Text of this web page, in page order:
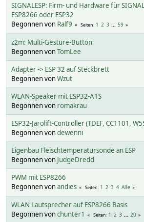
SIGNALESP: Firm- und Hardware für
ESP8266 oder ESP32
Begonnen von Ralf9 Seiten 1 2 3 ... 59
z2m: Multi-Gesture-Button
Begonnen vonTomLee
Adapter -> ESP 32 auf Steckbrett
Begonnen vonWzut
WLAN-Speaker mit ESP32-A1S
Begonnen von romakrau
ESP32-Jarolift-Controller (TDEF, CC1101,
Begonnen vondewenni
Eigenbau Fleischtemperatursonde an ESP
Begonnen von JudgeDredd
PWM mit ESP8266
Begonnen vonandies Seiten 1 2 3 4 Alle
WLAN Lautsprecher auf ESP8266 Basis
Begonnen vonchunter1 Seiten 1 2 3 ... 20